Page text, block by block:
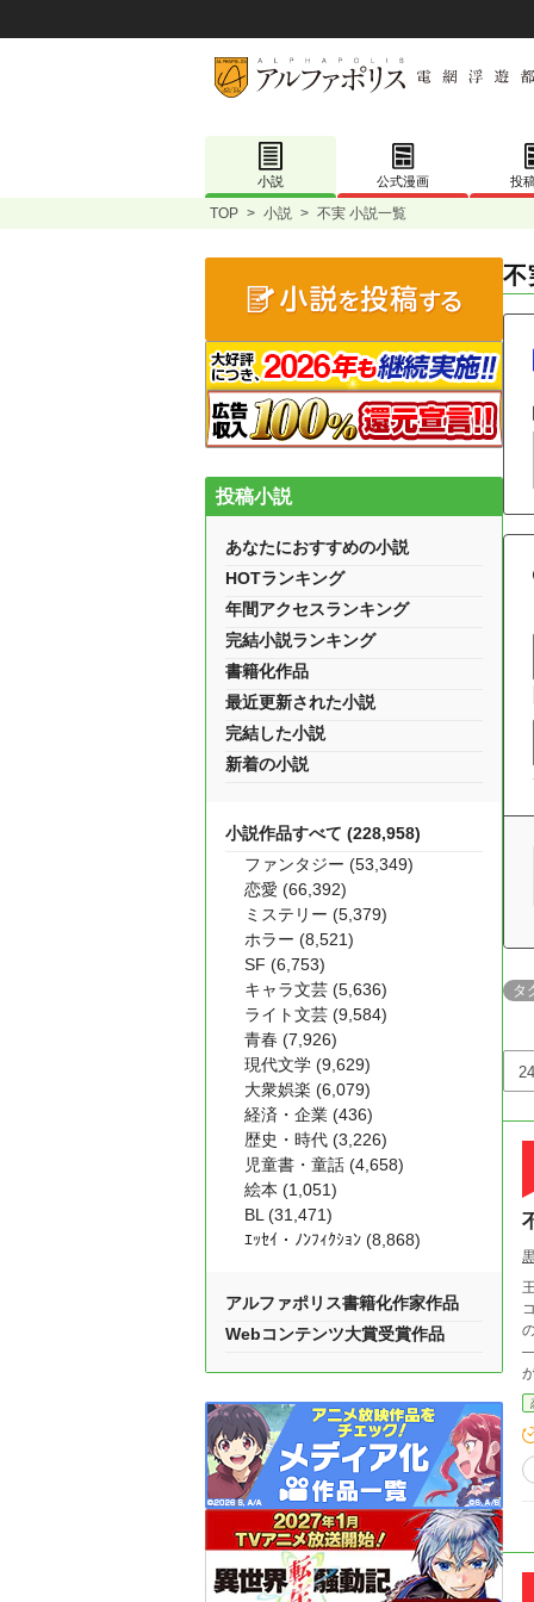
小説 公式漫画 投
TOP > 小説 > 不実 小説一覧
不
タ
ができた
投稿小説
あなたにおすすめの小説
HOTランキング
年間アクセスランキング
完結小説ランキング
書籍化作品
最近更新された小説
完結した小説
新着の小説
小説作品すべて (228,958)
ファンタジー (53,349)
恋愛 (66,392)
ミステリー (5,379)
ホラー (8,521)
SF (6,753)
キャラ文芸 (5,636)
ライト文芸 (9,584)
青春 (7,926)
現代文学 (9,629)
大衆娯楽 (6,079)
経済・企業 (436)
歴史・時代 (3,226)
児童書・童話 (4,658)
絵本 (1,051)
BL (31,471)
ｴｯｾｲ・ﾉﾝﾌｨｸｼｮﾝ (8,868)
アルファポリス書籍化作家作品
Webコンテンツ大賞受賞作品